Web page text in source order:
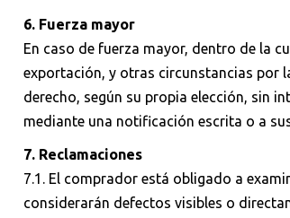
6. Fuerza mayor
En caso de fuerza mayor, dentro de la
exportación, y otras circunstancias por
derecho, según su propia elección, sin
mediante una notificación escrita o a
7. Reclamaciones
7.1. El comprador está obligado a
considerarán defectos visibles o